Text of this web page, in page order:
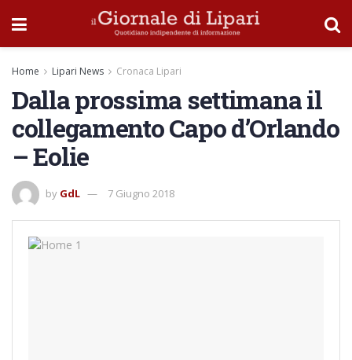
Home Lipari News Cronaca Lipari
Dalla prossima settimana il
collegamento Capo d’Orlando
– Eolie
by GdL 7 Giugno 2018